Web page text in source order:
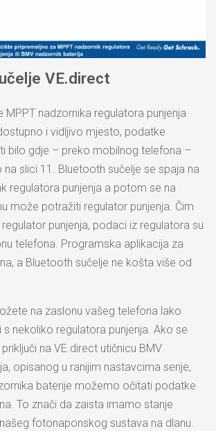
VE.direct
nadzornika regulatora punjenja
i vidljivo mjesto, podatke
bilo gdje – preko mobilnog telefona –
na slici 11. Bluetooth sučelje se spaja na
regulatora punjenja a potom se na
može potražiti regulator punjenja. Čim
punjenja, podaci iz regulatora su
telefona. Programska aplikacija za
a Bluetooth sučelje ne košta više od
na zaslonu vašeg telefona lako
nekoliko regulatora punjenja. Ako se
na VE.direct utičnicu BMV
opisanog u ranijim nastavcima serije,
baterije možemo očitati podatke
To znači da zaista imamo stanje
fotonaponskog sustava na dlanu.